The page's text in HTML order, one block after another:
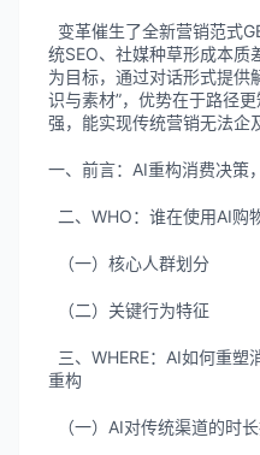
变革催生了全新营销范式
统SEO、社媒种草形成本质
为目标，通过对话形式提供
识与素材”，优势在于路径
强，能实现传统营销无法企
一、前言：AI重构消费决策
二、WHO：谁在使用AI购
（一）核心人群划分
（二）关键行为特征
三、WHERE：AI如何重
重构
（一）AI对传统渠道的时